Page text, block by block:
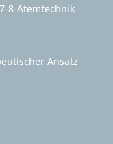
8-Atemtechnik
Ansatz